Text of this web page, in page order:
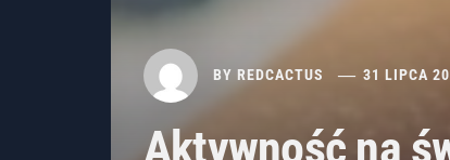
BY REDCACTUS 31 LIPCA
Aktywność na